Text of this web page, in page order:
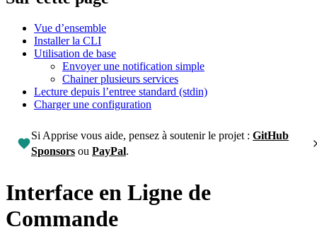
Vue d’ensemble
Installer la CLI
Utilisation de base
Envoyer une notification simple
Chainer plusieurs services
Lecture depuis l’entree standard (stdin)
Charger une configuration
Si Apprise vous aide, pensez à soutenir le projet : GitHub
Sponsors ou PayPal.
Interface en Ligne de
Commande